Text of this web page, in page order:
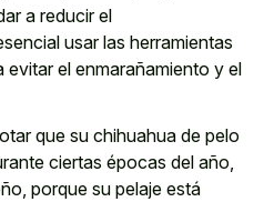
a reducir el
usar las herramientas
el enmarañamiento y el
que su chihuahua de pelo
ciertas épocas del año,
porque su pelaje está